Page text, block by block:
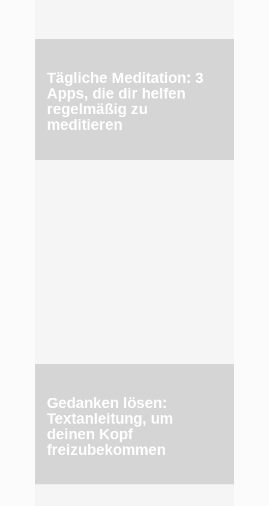
Tägliche Meditation: 3
Apps, die dir helfen
regelmäßig zu
meditieren
Gedanken lösen:
Textanleitung, um
deinen Kopf
freizubekommen